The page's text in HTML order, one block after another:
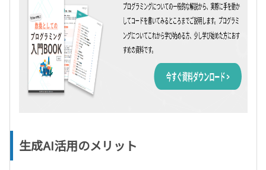
生成AI活用のメリット